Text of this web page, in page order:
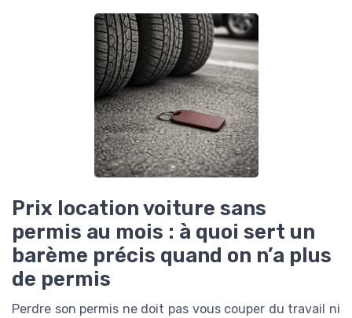
Prix location voiture sans
permis au mois : à quoi sert un
barème précis quand on n’a plus
de permis
Perdre son permis ne doit pas vous couper du travail ni